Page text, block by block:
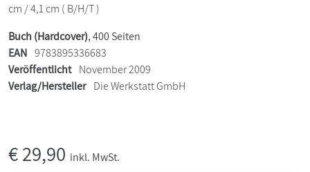
cm / 4,1 cm ( B/H/T )
Buch (Hardcover), 400 Seiten
EAN 9783895336683
Veröffentlicht November 2009
Verlag/Hersteller Die Werkstatt GmbH
€29,90 inkl. MwSt.